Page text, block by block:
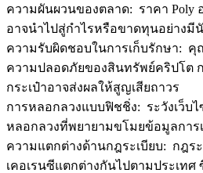
ความผันผวนของตลาด: ราคา Poly
อาจนำไปสู่กำไรหรือขาดทุนอย่างมี
ความรับผิดชอบในการเก็บรักษา: คุ
ความปลอดภัยของสินทรัพย์คริปโต
กระเป๋าอาจส่งผลให้สูญเสียถาวร
การหลอกลวงแบบฟิชชิ่ง: ระวังเว็บ
หลอกลวงที่พยายามขโมยข้อมูลการ
ความแตกต่างด้านกฎระเบียบ: กฎร
เคอเรนซีแตกต่างกันไปตามประเทศ